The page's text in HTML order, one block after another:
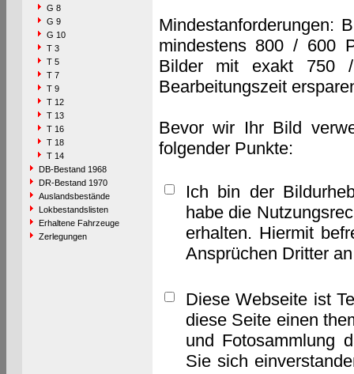
G 8
G 9
G 10
T 3
T 5
T 7
T 9
T 12
T 13
T 16
T 18
T 14
DB-Bestand 1968
DR-Bestand 1970
Auslandsbestände
Lokbestandslisten
Erhaltene Fahrzeuge
Zerlegungen
Mindestanforderungen:
mindestens 800 / 600
Bilder mit exakt 750
Bearbeitungszeit
Bevor wir Ihr Bild
folgender Punkte:
Ich bin der
habe die
erhalten. Hiermit
Ansprüchen Dritter
Diese Webseite ist
diese Seite einen
und Fotosammlung
Sie sich